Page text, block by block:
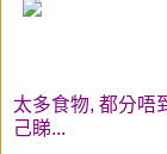
太多食物, 都分唔
己睇...